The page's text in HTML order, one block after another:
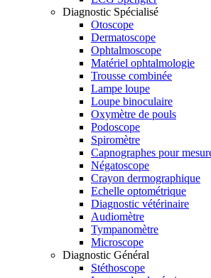
Diagnostic Spécialisé
Otoscope
Dermatoscope
Ophtalmoscope
Matériel ophtalmologie
Trousse combinée
Lampe loupe
Loupe binoculaire
Oxymètre de pouls
Podoscope
Spiromètre
Capnographes pour
Négatoscope
Crayon dermographique
Echelle optométrique
Diagnostic vétérinaire
Audiomètre
Tympanomètre
Microscope
Diagnostic Général
Stéthoscope